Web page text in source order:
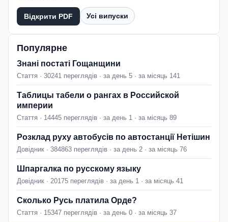
Відкрити PDF Усі випуски
Популярне
Знані постаті Гощанщини
Стаття · 30241 переглядів · за день 5 · за місяць 141
Таблицы табели о рангах в Российской
империи
Стаття · 14445 переглядів · за день 1 · за місяць 89
Розклад руху автобусів по автостанції Нетішин
Довідник · 384863 переглядів · за день 2 · за місяць 76
Шпаргалка по русскому языку
Довідник · 20175 переглядів · за день 1 · за місяць 41
Сколько Русь платила Орде?
Стаття · 15347 переглядів · за день 0 · за місяць 37